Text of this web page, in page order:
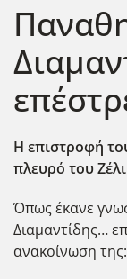
Η επιστροφή
πλευρό του
Όπως έκανε
Διαμαντίδης…
ανακοίνωση της: